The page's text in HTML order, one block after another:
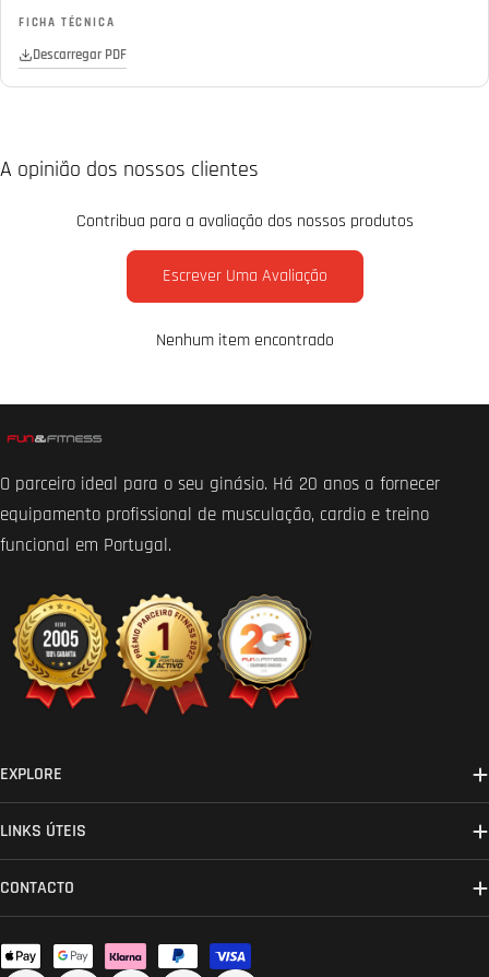
FICHA TÉCNICA
Descarregar PDF
A opinião dos nossos clientes
Contribua para a avaliação dos nossos produtos
Escrever Uma Avaliação
Nenhum item encontrado
O parceiro ideal para o seu ginásio. Há 20 anos a fornecer
equipamento profissional de musculação, cardio e treino
funcional em Portugal.
EXPLORE
LINKS ÚTEIS
CONTACTO
Métodos